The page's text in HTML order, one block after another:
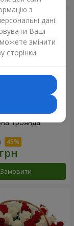
троянда
Замовити
з
дані.
Ваші
можете змінити
сторінки.